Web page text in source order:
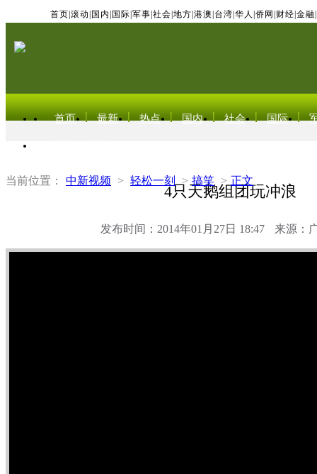
首页 滚动 国内 国际 军事 社会 地方 港澳 台湾 华人 侨网 财经 金融
首页 最新 热点 国内 社会 国际
当前位置： 中新视频 > 轻松一刻 > 搞笑 > 正文
4只天鹅组团玩冲浪
发布时间：2014年01月27日 18:47 来源：